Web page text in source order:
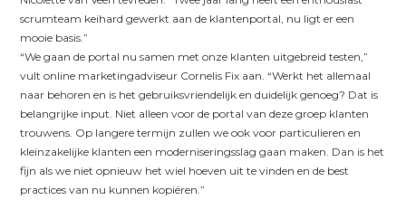
scrumteam keihard gewerkt aan de klantenportal, nu ligt er een
mooie basis.”
“We gaan de portal nu samen met onze klanten uitgebreid testen,”
vult online marketingadviseur Cornelis Fix aan. “Werkt het allemaal
naar behoren en is het gebruiksvriendelijk en duidelijk genoeg? Dat is
belangrijke input. Niet alleen voor de portal van deze groep klanten
trouwens. Op langere termijn zullen we ook voor particulieren en
kleinzakelijke klanten een moderniseringsslag gaan maken. Dan is het
fijn als we niet opnieuw het wiel hoeven uit te vinden en de best
practices van nu kunnen kopiëren.”